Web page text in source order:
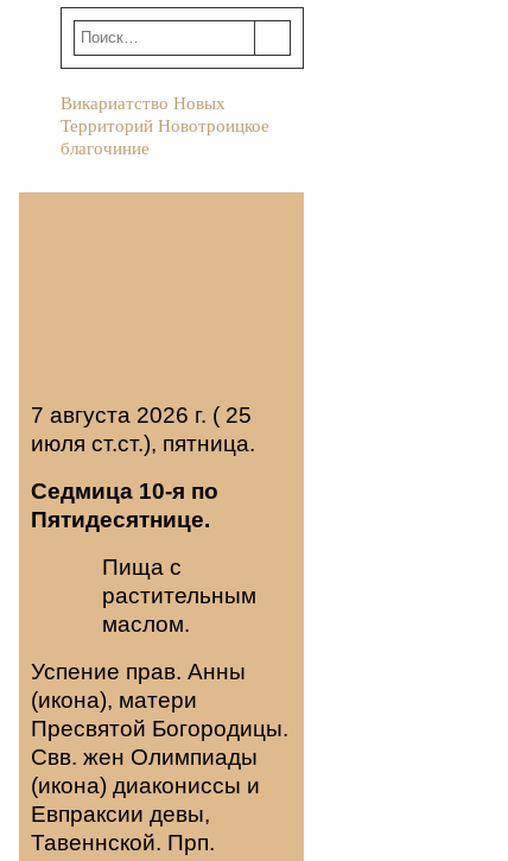
Викариатство Новых
Территорий Новотроицкое
благочиние
7 августа 2026 г. ( 25
июля ст.ст.), пятница.
Седмица 10-я по
Пятидесятнице.
Пища с
растительным
маслом.
Успение прав. Анны
(икона), матери
Пресвятой Богородицы.
Свв. жен Олимпиады
(икона) диакониссы и
Евпраксии девы,
Тавеннской. Прп.